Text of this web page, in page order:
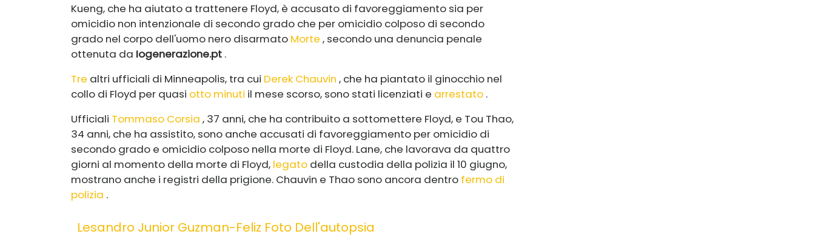
Kueng, che ha aiutato a trattenere Floyd, è accusato di favoreggiamento sia per
omicidio non intenzionale di secondo grado che per omicidio colposo di secondo
grado nel corpo dell'uomo nero disarmato Morte , secondo una denuncia penale
ottenuta da Iogenerazione.pt .
Tre altri ufficiali di Minneapolis, tra cui Derek Chauvin , che ha piantato il ginocchio nel
collo di Floyd per quasi otto minuti il mese scorso, sono stati licenziati e arrestato .
Ufficiali Tommaso Corsia , 37 anni, che ha contribuito a sottomettere Floyd, e Tou Thao,
34 anni, che ha assistito, sono anche accusati di favoreggiamento per omicidio di
secondo grado e omicidio colposo nella morte di Floyd. Lane, che lavorava da quattro
giorni al momento della morte di Floyd, legato della custodia della polizia il 10 giugno,
mostrano anche i registri della prigione. Chauvin e Thao sono ancora dentro fermo di
polizia .
Lesandro Junior Guzman-Feliz Foto Dell'autopsia